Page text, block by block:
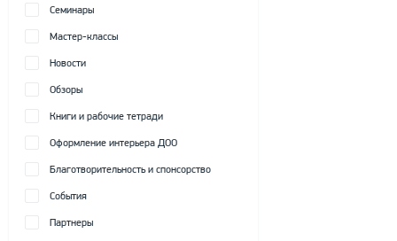
Семинары
Мастер-классы
Новости
Обзоры
Книги и рабочие тетради
Оформление интерьера ДОО
Благотворительность и спонсорство
События
Партнеры